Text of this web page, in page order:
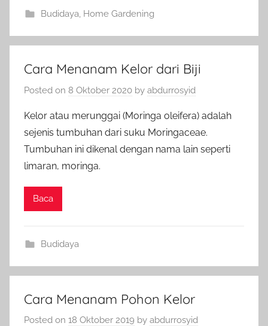
Budidaya, Home Gardening
Cara Menanam Kelor dari Biji
Posted on 8 Oktober 2020 by abdurrosyid
Kelor atau merunggai (Moringa oleifera) adalah
sejenis tumbuhan dari suku Moringaceae.
Tumbuhan ini dikenal dengan nama lain seperti
limaran, moringa.
Baca
Budidaya
Cara Menanam Pohon Kelor
Posted on 18 Oktober 2019 by abdurrosyid